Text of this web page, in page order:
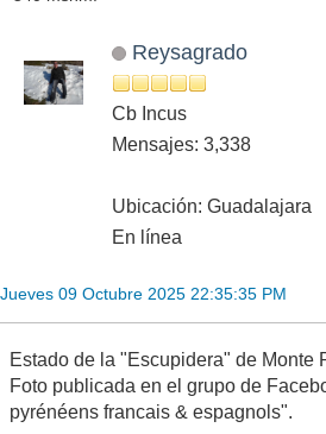
Reysagrado
Cb Incus
Mensajes: 3,338
Ubicación: Guadalajara
En línea
Jueves 09 Octubre 2025 22:35:35 PM
Estado de la "Escupidera" de Monte
Foto publicada en el grupo de
pyrénéens francais & espagnols".